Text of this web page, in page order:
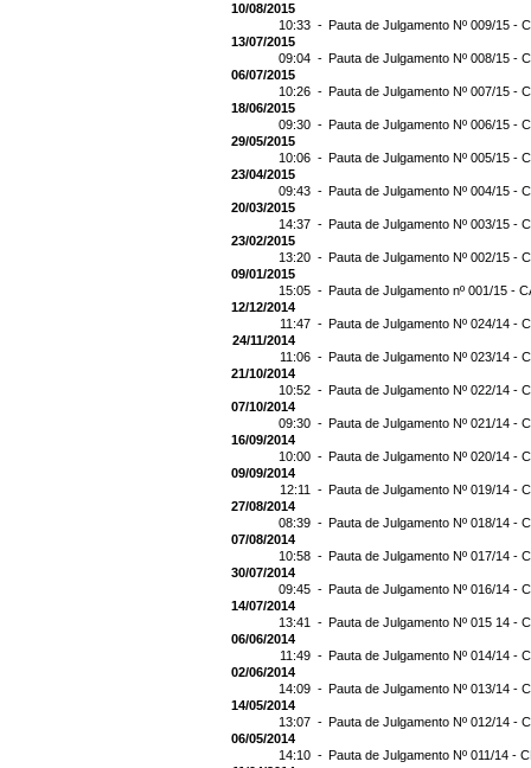
10/08/2015
10:33 - Pauta de Julgamento Nº 009/15 -
13/07/2015
09:04 - Pauta de Julgamento Nº 008/15 -
06/07/2015
10:26 - Pauta de Julgamento Nº 007/15 -
18/06/2015
09:30 - Pauta de Julgamento Nº 006/15 -
29/05/2015
10:06 - Pauta de Julgamento Nº 005/15 -
23/04/2015
09:43 - Pauta de Julgamento Nº 004/15 -
20/03/2015
14:37 - Pauta de Julgamento Nº 003/15 -
23/02/2015
13:20 - Pauta de Julgamento Nº 002/15 -
09/01/2015
15:05 - Pauta de Julgamento nº 001/15 -
12/12/2014
11:47 - Pauta de Julgamento Nº 024/14 -
24/11/2014
11:06 - Pauta de Julgamento Nº 023/14 -
21/10/2014
10:52 - Pauta de Julgamento Nº 022/14 -
07/10/2014
09:30 - Pauta de Julgamento Nº 021/14 -
16/09/2014
10:00 - Pauta de Julgamento Nº 020/14 -
09/09/2014
12:11 - Pauta de Julgamento Nº 019/14 -
27/08/2014
08:39 - Pauta de Julgamento Nº 018/14 -
07/08/2014
10:58 - Pauta de Julgamento Nº 017/14 -
30/07/2014
09:45 - Pauta de Julgamento Nº 016/14 -
14/07/2014
13:41 - Pauta de Julgamento Nº 015 14 -
06/06/2014
11:49 - Pauta de Julgamento Nº 014/14 -
02/06/2014
14:09 - Pauta de Julgamento Nº 013/14 -
14/05/2014
13:07 - Pauta de Julgamento Nº 012/14 -
06/05/2014
14:10 - Pauta de Julgamento Nº 011/14 -